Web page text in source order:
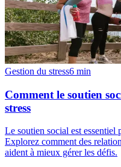
Gestion du stress6 min
Comment le soutien
stress
Le soutien social est essentiel
Explorez comment des
aident à mieux gérer les défis.